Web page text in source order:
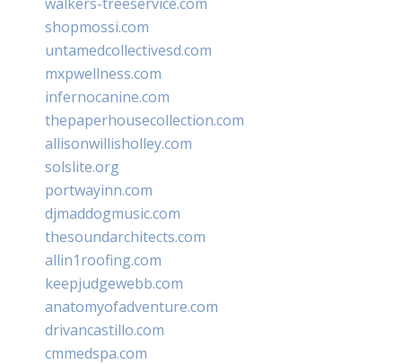
shopmossi.com
untamedcollectivesd.com
mxpwellness.com
infernocanine.com
thepaperhousecollection.com
allisonwillisholley.com
solslite.org
portwayinn.com
djmaddogmusic.com
thesoundarchitects.com
allin1roofing.com
keepjudgewebb.com
anatomyofadventure.com
drivancastillo.com
cmmedspa.com